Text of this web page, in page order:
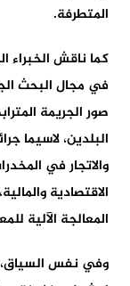
المتطرفة.
كما ناقش الخبراء
في مجال البحث
صور الجريمة
البلدين، لاسيما
والاتجار في
الاقتصادية
المعالجة الآلية
وفي نفس السياق،